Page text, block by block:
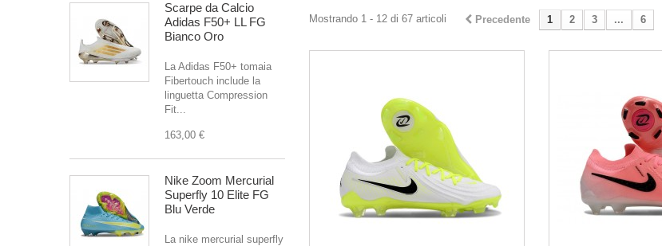
Scarpe da Calcio
Adidas F50+ LL FG
Bianco Oro
La Adidas F50+ tomaia
Fibertouch include la
linguetta Compression
Fit...
163,00 €
Nike Zoom Mercurial
Superfly 10 Elite FG
Blu Verde
La nike mercurial superfly
Precedente 1 2 3 ... 6
Mostrando 1 - 12 di 67 articoli